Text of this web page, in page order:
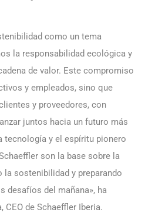
como un tema
la responsabilidad ecológica y
de valor. Este compromiso
y empleados, sino que
y proveedores, con
juntos hacia un futuro más
tecnología y el espíritu pionero
son la base sobre la
sostenibilidad y preparando
desafíos del mañana», ha
de Schaeffler Iberia.